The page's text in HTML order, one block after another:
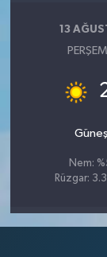
13
Nem:
Rüzgar: